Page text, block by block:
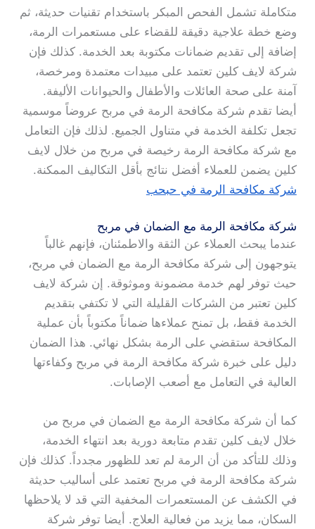
متكاملة تشمل الفحص المبكر باستخدام تقنيات حديثة، ثم
وضع خطة علاجية دقيقة للقضاء على مستعمرات الرمة،
إضافة إلى تقديم ضمانات مكتوبة بعد الخدمة. كذلك فإن
شركة لايف كلين تعتمد على مبيدات معتمدة ومرخصة،
آمنة على صحة العائلات والأطفال والحيوانات الأليفة.
أيضا تقدم شركة مكافحة الرمة في مربح عروضاً موسمية
تجعل تكلفة الخدمة في متناول الجميع. لذلك فإن التعامل
مع شركة مكافحة الرمة رخيصة في مربح من خلال لايف
كلين يضمن للعملاء أفضل نتائج بأقل التكاليف الممكنة.
شركة مكافحة الرمة في حبحب
شركة مكافحة الرمة مع الضمان في مربح
عندما يبحث العملاء عن الثقة والاطمئنان، فإنهم غالباً
يتوجهون إلى شركة مكافحة الرمة مع الضمان في مربح،
حيث توفر لهم خدمة مضمونة وموثوقة. إن شركة لايف
كلين تعتبر من الشركات القليلة التي لا تكتفي بتقديم
الخدمة فقط، بل تمنح عملاءها ضماناً مكتوباً بأن عملية
المكافحة ستقضي على الرمة بشكل نهائي. هذا الضمان
دليل على خبرة شركة مكافحة الرمة في مربح وكفاءتها
العالية في التعامل مع أصعب الإصابات.
كما أن شركة مكافحة الرمة مع الضمان في مربح من
خلال لايف كلين تقدم متابعة دورية بعد انتهاء الخدمة،
وذلك للتأكد من أن الرمة لم تعد للظهور مجدداً. كذلك فإن
شركة مكافحة الرمة في مربح تعتمد على أساليب حديثة
في الكشف عن المستعمرات المخفية التي قد لا يلاحظها
السكان، مما يزيد من فعالية العلاج. أيضا توفر شركة